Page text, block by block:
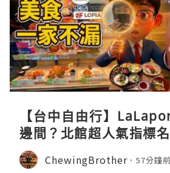
【台中自由行】
邊間？北館超人氣指標
度實測日本直送「北丸」
館 LOPIA 超市神級熟食
ChewingBrother 57分鐘前